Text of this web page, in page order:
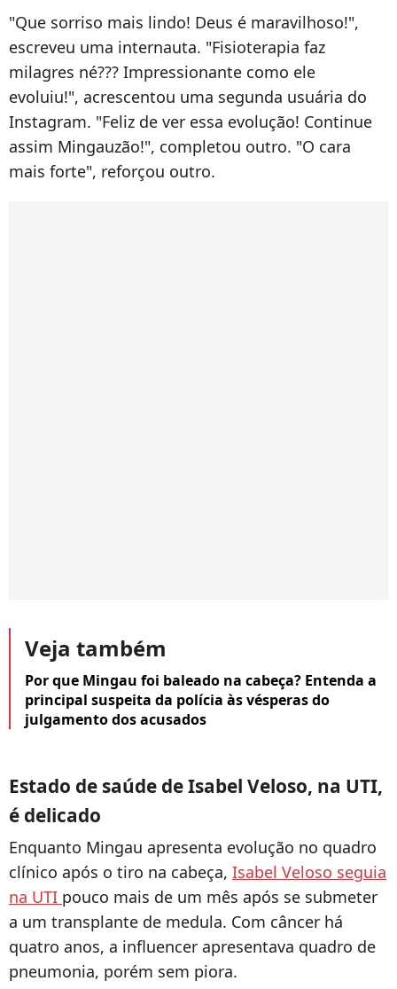
"Que sorriso mais lindo! Deus é maravilhoso!",
escreveu uma internauta. "Fisioterapia faz
milagres né??? Impressionante como ele
evoluiu!", acrescentou uma segunda usuária do
Instagram. "Feliz de ver essa evolução! Continue
assim Mingauzão!", completou outro. "O cara
mais forte", reforçou outro.
Veja também
Por que Mingau foi baleado na cabeça? Entenda a
principal suspeita da polícia às vésperas do
julgamento dos acusados
Estado de saúde de Isabel Veloso, na UTI,
é delicado
Enquanto Mingau apresenta evolução no quadro
clínico após o tiro na cabeça, Isabel Veloso seguia
na UTI pouco mais de um mês após se submeter
a um transplante de medula. Com câncer há
quatro anos, a influencer apresentava quadro de
pneumonia, porém sem piora.